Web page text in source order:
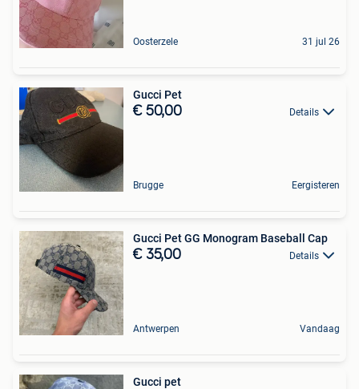
Oosterzele 31 jul 26
Gucci Pet
€ 50,00 Details
Brugge Eergisteren
Gucci Pet GG Monogram Baseball Cap
€ 35,00 Details
Antwerpen Vandaag
Gucci pet